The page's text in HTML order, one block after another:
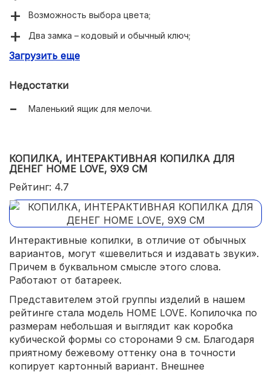
Возможность выбора цвета;
Два замка – кодовый и обычный ключ;
Универсальный – подойдет и взрослым, и детям.
Загрузить еще
Недостатки
Маленький ящик для мелочи.
КОПИЛКА, ИНТЕРАКТИВНАЯ КОПИЛКА ДЛЯ
ДЕНЕГ HOME LOVE, 9Х9 СМ
Рейтинг: 4.7
Интерактивные копилки, в отличие от обычных
вариантов, могут «шевелиться и издавать звуки».
Причем в буквальном смысле этого слова.
Работают от батареек.
Представителем этой группы изделий в нашем
рейтинге стала модель HOME LOVE. Копилочка по
размерам небольшая и выглядит как коробка
кубической формы со сторонами 9 см. Благодаря
приятному бежевому оттенку она в точности
копирует картонный вариант. Внешнее